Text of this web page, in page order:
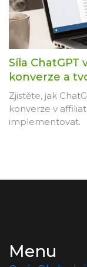
Síla ChatGPT
konverze a
Zjistěte, jak
konverze v
implementovat.
Menu